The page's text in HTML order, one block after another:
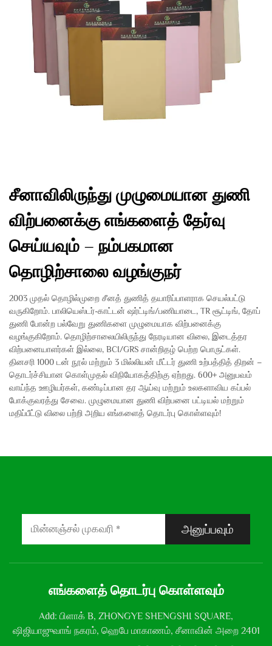
சீனாவிலிருந்து முழுமையான துணி
விற்பனைக்கு எங்களைத் தேர்வு
செய்யவும் – நம்பகமான
தொழிற்சாலை வழங்குநர்
2003 முதல் தொழில்முறை சீனத் துணித் தயாரிப்பாளராக செயல்பட்டு
வருகிறோம். பாலியெஸ்டர்-காட்டன் ஷர்ட்டிங்/பணியாடை, TR சூட்டிங், தோப்
துணி போன்ற பல்வேறு துணிகளை முழுமையாக விற்பனைக்கு
வழங்குகிறோம். தொழிற்சாலையிலிருந்து நேரடியான விலை, இடைத்தர
விற்பனையாளர்கள் இல்லை, BCI/GRS சான்றிதழ் பெற்ற பொருட்கள்.
தினசரி 1000 டன் நூல் மற்றும் 3 மில்லியன் மீட்டர் துணி உற்பத்தித் திறன் –
தொடர்ச்சியான கொள்முதல் விநியோகத்திற்கு ஏற்றது. 600+ அனுபவம்
வாய்ந்த ஊழியர்கள், கண்டிப்பான தர ஆய்வு மற்றும் உலகளாவிய கப்பல்
போக்குவரத்து சேவை. முழுமையான துணி விற்பனை பட்டியல் மற்றும்
மதிப்பீட்டு விலை பற்றி அறிய எங்களைத் தொடர்பு கொள்ளவும்!
அனுப்பவும்
எங்களைத் தொடர்பு கொள்ளவும்
Add: பிளாக் B, ZHONGYE SHENGSHI SQUARE,
ஷிஜியாஜுவாங் நகரம், ஹெபே மாகாணம், சீனாவின் அறை 2401